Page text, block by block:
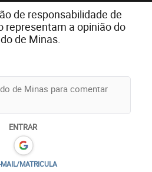
de responsabilidade de
representam a opinião do
de Minas.
ENTRAR
MAIL/MATRICULA